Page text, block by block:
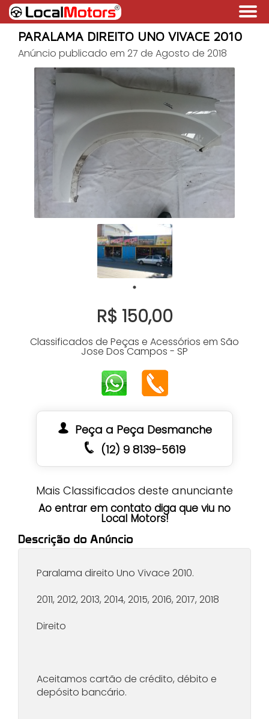
PARALAMA DIREITO UNO VIVACE 2010
Anúncio publicado em 27 de Agosto de 2018
R$ 150,00
Classificados de Peças e Acessórios em São
Jose Dos Campos - SP
Peça a Peça Desmanche
(12) 9 8139-5619
Mais Classificados deste anunciante
Ao entrar em contato diga que viu no
Local Motors!
Descrição do Anúncio
Paralama direito Uno Vivace 2010.
2011, 2012, 2013, 2014, 2015, 2016, 2017, 2018
Direito
Aceitamos cartão de crédito, débito e
depósito bancário.